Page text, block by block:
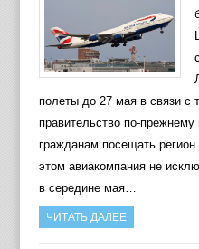
полеты до 27 мая в связи с
правительство по-
гражданам посещать
этом авиакомпания не
в середине мая…
ЧИТАТЬ ДАЛЕЕ